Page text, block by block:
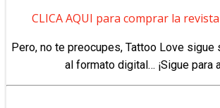
CLICA AQUI para comprar la revista
Pero, no te preocupes, Tattoo Love sigue
al formato digital… ¡Sigue para